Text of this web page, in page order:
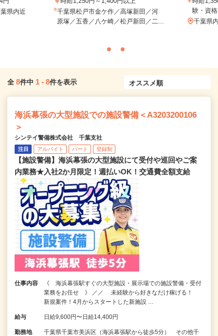
県内近
千葉県松戸市金ケ作／高塚新田／河
原塚／五香／八ケ崎／松戸新田／二...
験・資
千葉県
全 8件中 1 - 8件を表示
海浜幕張の大型施設での施設警備＜A3203200106
＞
シンテイ警備株式会社 千葉支社
注目 アルバイト パート 登録制
【施設警備】海浜幕張の大型施設にて受付や巡回やご案
内業務★入社2か月限定！週払いOK！交通費全額支給
仕事内容
《 海浜幕張駅すぐの大型施設・展示場での施設警備・受付
業務をお任せ 》 ／／ 未経験から好きなだけ稼げる！
新規案件！4月からスタートした新施設 …
給与 日給9,600円〜日給14,400円
勤務地
千葉県千葉市美浜区（海浜幕張駅から徒歩5分） その他千